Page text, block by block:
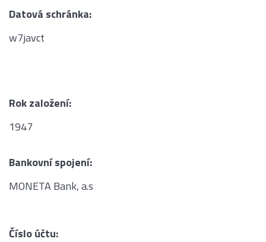
Datová schránka:
w7javct
Rok založení:
1947
Bankovní spojení:
MONETA Bank, a.s
Číslo účtu: